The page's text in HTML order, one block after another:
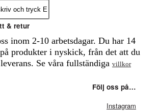
& retur
inom 2-10 arbetsdagar. Du har 14
produkter i nyskick, från det att du
Se våra fullständiga villkor
Följ oss på…
Instagram